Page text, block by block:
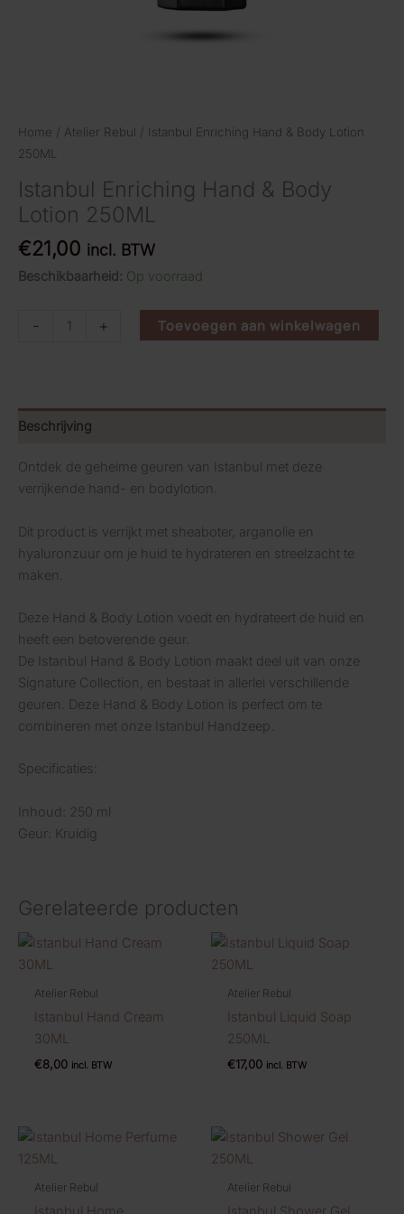
Home / Atelier Rebul / Istanbul Enriching Hand & Body Lotion
250ML
Istanbul Enriching Hand & Body
Lotion 250ML
€21,00 incl. BTW
Beschikbaarheid: Op voorraad
-
Body
Lotion
aantal
+ Toevoegen aan winkelwagen
Beschrijving
Ontdek de geheime geuren van Istanbul met deze
verrijkende hand- en bodylotion.
Dit product is verrijkt met sheaboter, arganolie en
hyaluronzuur om je huid te hydrateren en streelzacht te
maken.
Deze Hand & Body Lotion voedt en hydrateert de huid en
heeft een betoverende geur.
De Istanbul Hand & Body Lotion maakt deel uit van onze
Signature Collection, en bestaat in allerlei verschillende
geuren. Deze Hand & Body Lotion is perfect om te
combineren met onze Istanbul Handzeep.
Specificaties:
Inhoud: 250 ml
Geur: Kruidig
Gerelateerde producten
Atelier Rebul
Istanbul Hand Cream
30ML
€8,00 incl. BTW
Atelier Rebul
Istanbul Liquid Soap
250ML
€17,00 incl. BTW
Atelier Rebul Atelier Rebul